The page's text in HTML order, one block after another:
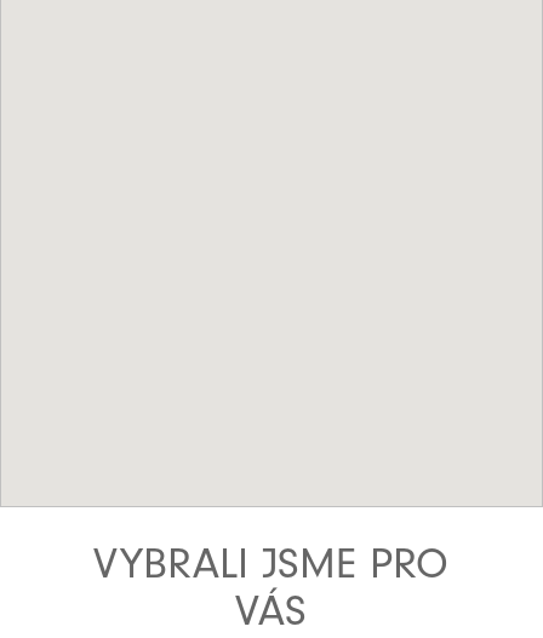
VYBRALI JSME PRO
VÁS